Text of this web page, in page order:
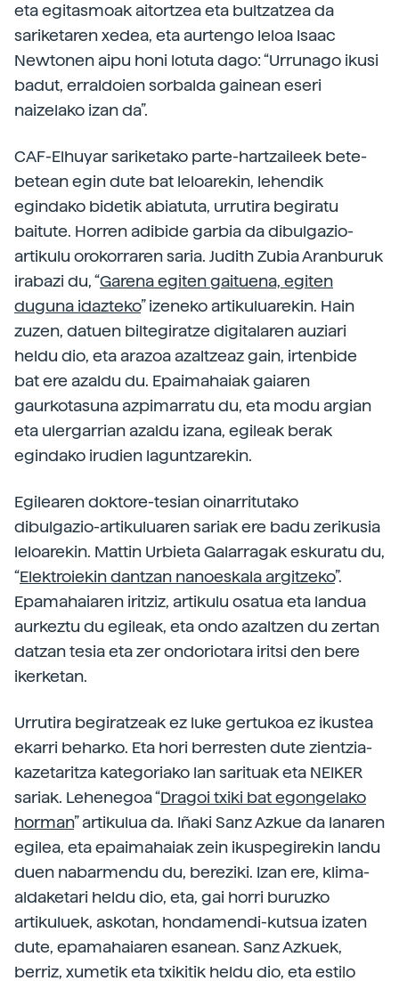
eta egitasmoak aitortzea eta bultzatzea da
sariketaren xedea, eta aurtengo leloa Isaac
Newtonen aipu honi lotuta dago: “Urrunago ikusi
badut, erraldoien sorbalda gainean eseri
naizelako izan da”.
CAF-Elhuyar sariketako parte-hartzaileek bete-
betean egin dute bat leloarekin, lehendik
egindako bidetik abiatuta, urrutira begiratu
baitute. Horren adibide garbia da dibulgazio-
artikulu orokorraren saria. Judith Zubia Aranburuk
irabazi du, “Garena egiten gaituena, egiten
duguna idazteko” izeneko artikuluarekin. Hain
zuzen, datuen biltegiratze digitalaren auziari
heldu dio, eta arazoa azaltzeaz gain, irtenbide
bat ere azaldu du. Epaimahaiak gaiaren
gaurkotasuna azpimarratu du, eta modu argian
eta ulergarrian azaldu izana, egileak berak
egindako irudien laguntzarekin.
Egilearen doktore-tesian oinarritutako
dibulgazio-artikuluaren sariak ere badu zerikusia
leloarekin. Mattin Urbieta Galarragak eskuratu du,
“Elektroiekin dantzan nanoeskala argitzeko”.
Epamahaiaren iritziz, artikulu osatua eta landua
aurkeztu du egileak, eta ondo azaltzen du zertan
datzan tesia eta zer ondoriotara iritsi den bere
ikerketan.
Urrutira begiratzeak ez luke gertukoa ez ikustea
ekarri beharko. Eta hori berresten dute zientzia-
kazetaritza kategoriako lan sarituak eta NEIKER
sariak. Lehenegoa “Dragoi txiki bat egongelako
horman” artikulua da. Iñaki Sanz Azkue da lanaren
egilea, eta epaimahaiak zein ikuspegirekin landu
duen nabarmendu du, bereziki. Izan ere, klima-
aldaketari heldu dio, eta, gai horri buruzko
artikuluek, askotan, hondamendi-kutsua izaten
dute, epamahaiaren esanean. Sanz Azkuek,
berriz, xumetik eta txikitik heldu dio, eta estilo